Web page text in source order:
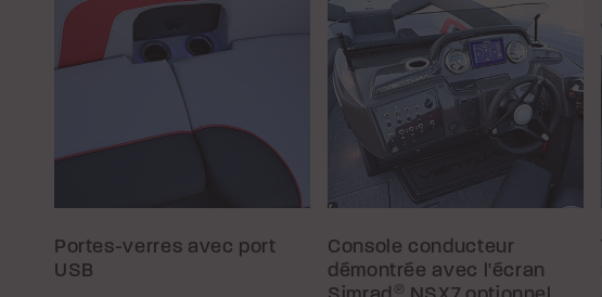
Portes-verres avec port
USB
Console conducteur
démontrée avec l'écran
®